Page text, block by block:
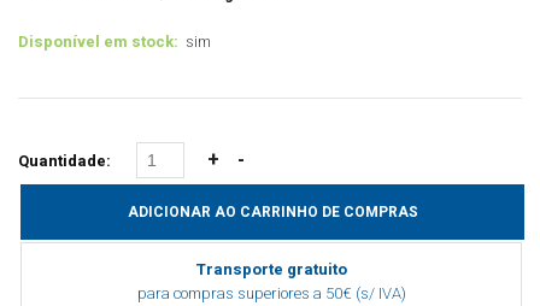
Disponível em stock: sim
Quantidade:
Transporte gratuito
para compras superiores a 50€ (s/ IVA)